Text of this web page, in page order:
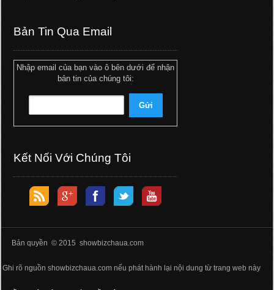
Bản Tin Qua Email
Nhập email của bạn vào ô bên dưới để nhận
bản tin của chúng tôi:
Kết Nối Với Chúng Tôi
Bản quyền © 2015 showbizchaua.com
Ghi rõ nguồn showbizchaua.com nếu phát hành lại nội dung từ trang web này